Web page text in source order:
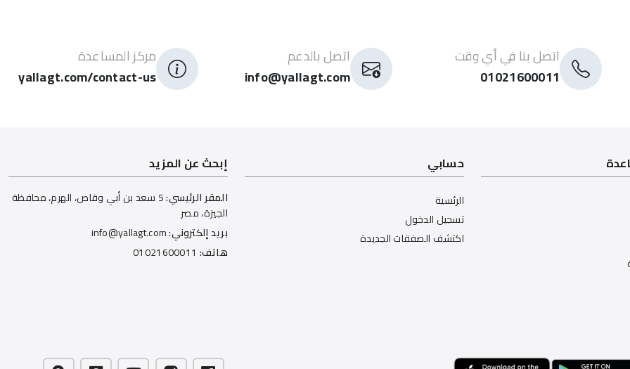
اتصل بنا في أي وقت
01021600011
اتصل بالدعم
info@yallagt.com
مركز المساعدة
yallagt.com/contact-us
حسابي
الرئسية
تسجيل الدخول
اكتشف الصفقات الجديدة
إبحث عن المزيد
المقر الرئيسي:
5 سعد بن أبي وقاص، الهرم، محافظة
الجيزة، مصر
بريد إلكتروني:info@yallagt.com
هاتف: 01021600011